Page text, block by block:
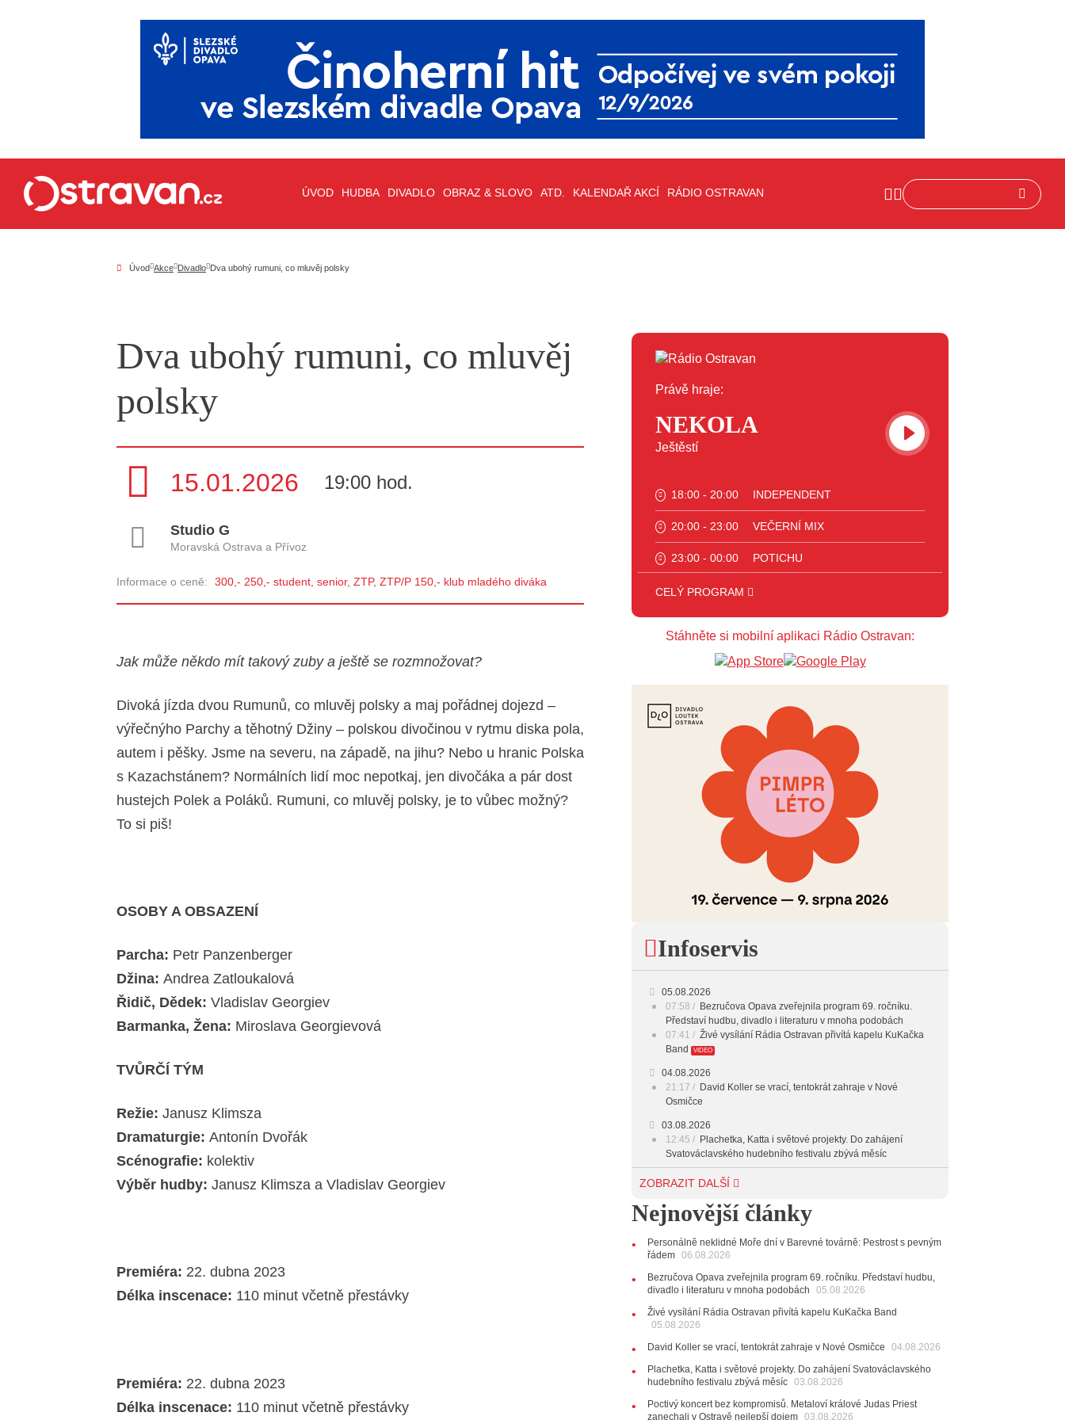
ÚVOD HUDBA DIVADLO OBRAZ & SLOVO ATD. KALENDAŘ AKCÍ RÁDIO OSTRAVAN
Úvod Akce Divadlo Dva ubohý rumuni, co mluvěj polsky
Dva ubohý rumuni, co mluvěj
polsky
15.01.2026 19:00 hod.
Studio G
Moravská Ostrava a Přívoz
Informace o ceně: 300,- 250,- student, senior, ZTP, ZTP/P 150,- klub mladého diváka
Jak může někdo mít takový zuby a ještě se rozmnožovat?
Divoká jízda dvou Rumunů, co mluvěj polsky a maj pořádnej dojezd –
výřečnýho Parchy a těhotný Džiny – polskou divočinou v rytmu diska pola,
autem i pěšky. Jsme na severu, na západě, na jihu? Nebo u hranic Polska
s Kazachstánem? Normálních lidí moc nepotkaj, jen divočáka a pár dost
hustejch Polek a Poláků. Rumuni, co mluvěj polsky, je to vůbec možný?
To si piš!
OSOBY A OBSAZENÍ
Parcha: Petr Panzenberger
Džina: Andrea Zatloukalová
Řidič, Dědek: Vladislav Georgiev
Barmanka, Žena: Miroslava Georgievová
TVŮRČÍ TÝM
Režie: Janusz Klimsza
Dramaturgie: Antonín Dvořák
Scénografie: kolektiv
Výběr hudby: Janusz Klimsza a Vladislav Georgiev
Premiéra: 22. dubna 2023
Délka inscenace: 110 minut včetně přestávky
Premiéra: 22. dubna 2023
Délka inscenace: 110 minut včetně přestávky
Právě hraje:
NEKOLA
Ještěstí
18:00 - 20:00 INDEPENDENT
20:00 - 23:00 VEČERNÍ MIX
23:00 - 00:00 POTICHU
CELÝ PROGRAM
Stáhněte si mobilní aplikaci Rádio Ostravan:
Infoservis
05.08.2026
07:58
Bezručova Opava zveřejnila program 69. ročníku.
Představí hudbu, divadlo i literaturu v mnoha podobách
07:41
Živé vysílání Rádia Ostravan přivítá kapelu KuKačka
Band
VIDEO
04.08.2026
21:17
David Koller se vrací, tentokrát zahraje v Nové
Osmičce
03.08.2026
12:45
Plachetka, Katta i světové projekty. Do zahájení
Svatováclavského hudebního festivalu zbývá měsíc
29.07.2026
listopadu v klubu Barrák
VIDEO
10:33
Úsměvné historky ze života ostravské kapely Verše:
AUDIO
28.07.2026
15:51
Koncert legendárních Judas Priest se blíží. Zbývá jen
27.07.2026
držitelka Ceny Thálie za celoživotní mistrovství
10:06
Ladná Čeladná nabídne Olympic, Langerovou i
Kirschner, návštěvníci nově zaplatí už jen pomocí čipů
24.07.2026
ZOBRAZIT DALŠÍ
Nejnovější články
Personálně neklidné Moře dní v Barevné továrně: Pestrost s pevným
řádem 06.08.2026
Bezručova Opava zveřejnila program 69. ročníku. Představí hudbu,
divadlo i literaturu v mnoha podobách
05.08.2026
Živé vysílání Rádia Ostravan přivítá kapelu KuKačka Band
05.08.2026
David Koller se vrací, tentokrát zahraje v Nové Osmičce
04.08.2026
Plachetka, Katta i světové projekty. Do zahájení Svatováclavského
hudebního festivalu zbývá měsíc 03.08.2026
Poctivý koncert bez kompromisů. Metaloví králové Judas Priest
zanechali v Ostravě nejlepší dojem 03.08.2026